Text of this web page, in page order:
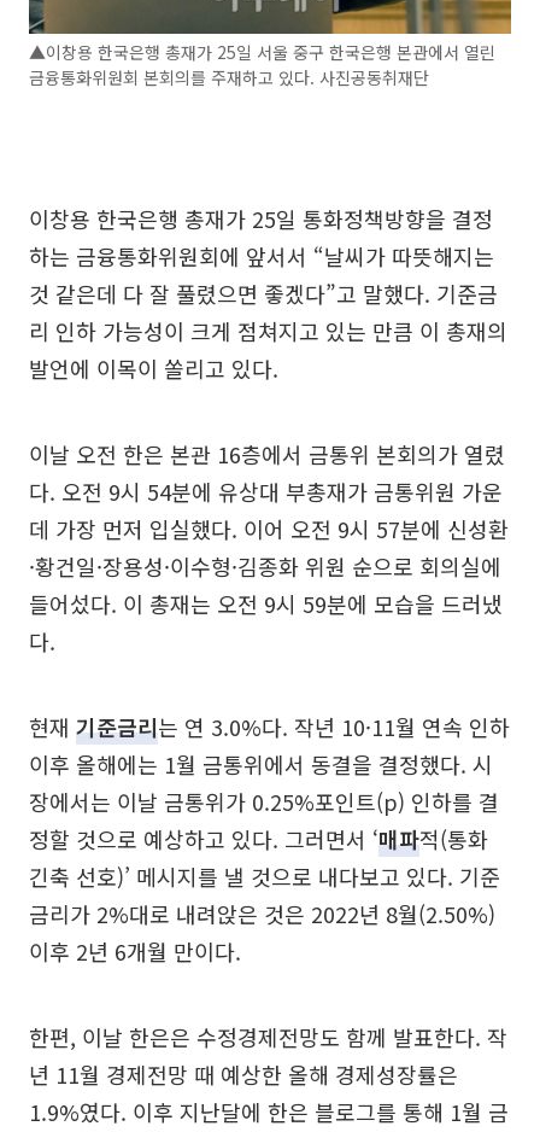
▲이창용 한국은행 총재가 25일 서울 중구 한국은행 본관에서 열린
금융통화위원회 본회의를 주재하고 있다. 사진공동취재단
이창용 한국은행 총재가 25일 통화정책방향을 결정
하는 금융통화위원회에 앞서서 “날씨가 따뜻해지는
것 같은데 다 잘 풀렸으면 좋겠다”고 말했다. 기준금
리 인하 가능성이 크게 점쳐지고 있는 만큼 이 총재의
발언에 이목이 쏠리고 있다.
이날 오전 한은 본관 16층에서 금통위 본회의가 열렸
다. 오전 9시 54분에 유상대 부총재가 금통위원 가운
데 가장 먼저 입실했다. 이어 오전 9시 57분에 신성환
·황건일·장용성·이수형·김종화 위원 순으로 회의실에
들어섰다. 이 총재는 오전 9시 59분에 모습을 드러냈
다.
현재 기준금리는 연 3.0%다. 작년 10·11월 연속 인하
이후 올해에는 1월 금통위에서 동결을 결정했다. 시
장에서는 이날 금통위가 0.25%포인트(p) 인하를 결
정할 것으로 예상하고 있다. 그러면서 ‘매파적(통화
긴축 선호)’ 메시지를 낼 것으로 내다보고 있다. 기준
금리가 2%대로 내려앉은 것은 2022년 8월(2.50%)
이후 2년 6개월 만이다.
한편, 이날 한은은 수정경제전망도 함께 발표한다. 작
년 11월 경제전망 때 예상한 올해 경제성장률은
1.9%였다. 이후 지난달에 한은 블로그를 통해 1월 금